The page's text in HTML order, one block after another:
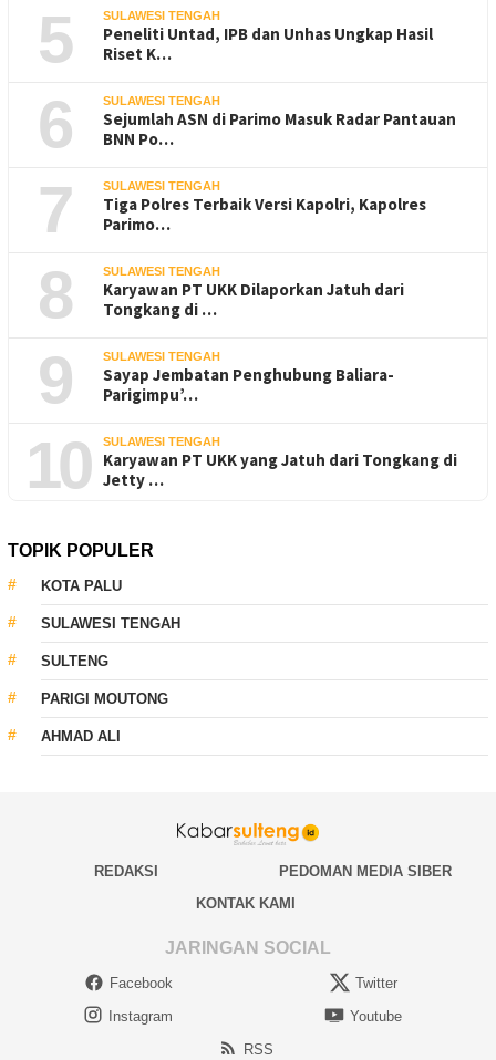
5 SULAWESI TENGAH
Peneliti Untad, IPB dan Unhas Ungkap Hasil
Riset K…
6 SULAWESI TENGAH
Sejumlah ASN di Parimo Masuk Radar Pantauan
BNN Po…
7 SULAWESI TENGAH
Tiga Polres Terbaik Versi Kapolri, Kapolres
Parimo…
8 SULAWESI TENGAH
Karyawan PT UKK Dilaporkan Jatuh dari
Tongkang di …
9 SULAWESI TENGAH
Sayap Jembatan Penghubung Baliara-
Parigimpu’…
10 SULAWESI TENGAH
Karyawan PT UKK yang Jatuh dari Tongkang di
Jetty …
TOPIK POPULER
KOTA PALU
SULAWESI TENGAH
SULTENG
PARIGI MOUTONG
AHMAD ALI
REDAKSI
PEDOMAN MEDIA SIBER
KONTAK KAMI
JARINGAN SOCIAL
Facebook
Twitter
Instagram
Youtube
RSS